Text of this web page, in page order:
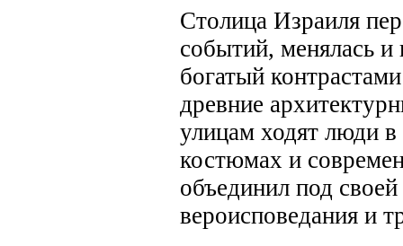
Столица Израиля
событий, менялась и
богатый
древние
улицам ходят люди
костюмах и
объединил под
вероисповедания и